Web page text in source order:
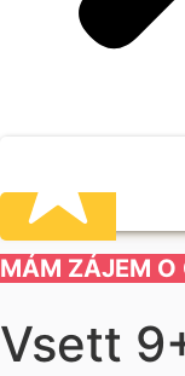
MÁM ZÁJEM O
Vsett